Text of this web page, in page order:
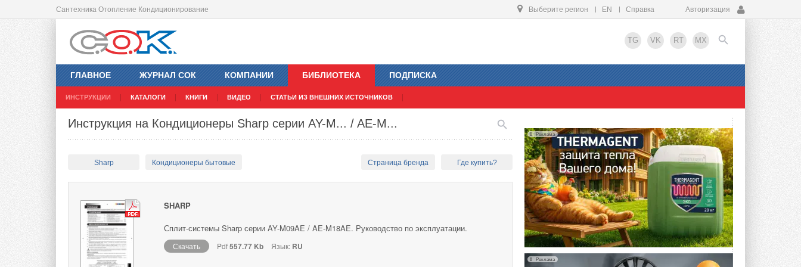
Сантехника Отопление Кондиционирование Выберите регион EN Справка Авторизация
TG VK RT MX
ГЛАВНОЕ ЖУРНАЛ СОК КОМПАНИИ БИБЛИОТЕКА
ИНСТРУКЦИИ КАТАЛОГИ КНИГИ ВИДЕО СТАТЬИ ИЗ ВНЕШНИХ ИСТОЧНИКОВ
ПОДПИСКА
EN
Инструкция на Кондиционеры Sharp серии AY-M... / AE-M...
Sharp Кондиционеры бытовые Страница бренда Где купить?
SHARP
Сплит-системы Sharp серии AY-M09AE / AE-M18AE. Руководство по эксплуатации.
Скачать Pdf557.77 Kb Язык: RU
Реклама
Реклама